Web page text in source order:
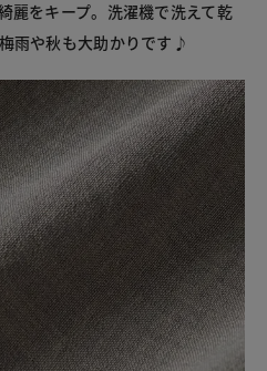
麗をキープ。洗濯機で洗えて乾
雨や秋も大助かりです♪